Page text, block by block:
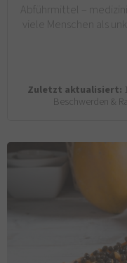
Abführmittel –
viele Menschen als
Zuletzt aktualisiert:
Beschwerden &